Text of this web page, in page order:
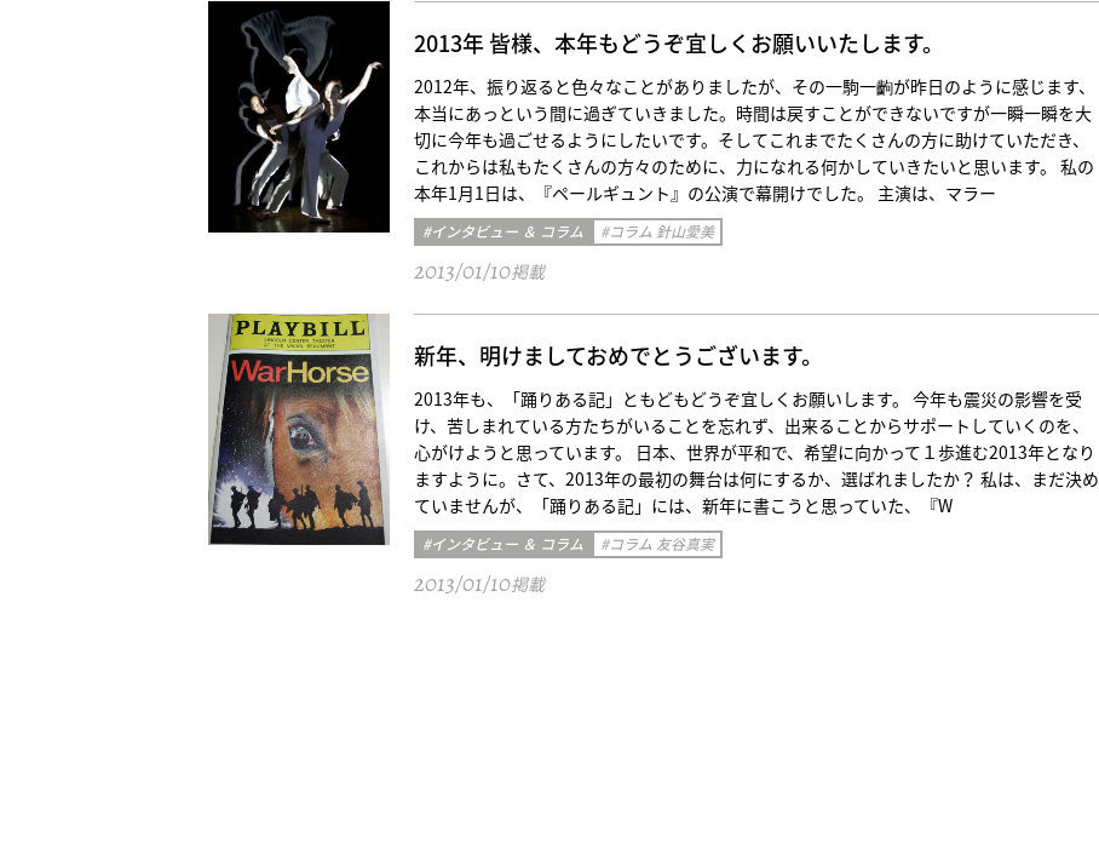
2013年 皆様、本年もどうぞ宜しくお願いいたします。
2012年、振り返ると色々なことがありましたが、その一駒一齣が昨日のように感じます、
本当にあっという間に過ぎていきました。時間は戻すことができないですが一瞬一瞬を大
切に今年も過ごせるようにしたいです。そしてこれまでたくさんの方に助けていただき、
これからは私もたくさんの方々のために、力になれる何かしていきたいと思います。 私の
本年1月1日は、『ペールギュント』の公演で幕開けでした。 主演は、マラー
#インタビュー ＆ コラム #コラム 針山愛美
2013/01/10掲載
新年、明けましておめでとうございます。
2013年も、「踊りある記」ともどもどうぞ宜しくお願いします。 今年も震災の影響を受
け、苦しまれている方たちがいることを忘れず、出来ることからサポートしていくのを、
心がけようと思っています。 日本、世界が平和で、希望に向かって１歩進む2013年となり
ますように。さて、2013年の最初の舞台は何にするか、選ばれましたか？ 私は、まだ決め
ていませんが、「踊りある記」には、新年に書こうと思っていた、『W
#インタビュー ＆ コラム #コラム 友谷真実
2013/01/10掲載